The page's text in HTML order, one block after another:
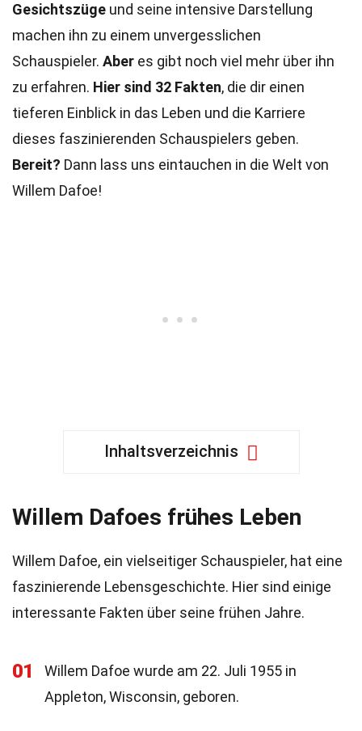
Gesichtszüge und seine intensive Darstellung
machen ihn zu einem unvergesslichen
Schauspieler. Aber es gibt noch viel mehr über ihn
zu erfahren. Hier sind 32 Fakten, die dir einen
tieferen Einblick in das Leben und die Karriere
dieses faszinierenden Schauspielers geben.
Bereit? Dann lass uns eintauchen in die Welt von
Willem Dafoe!
Inhaltsverzeichnis
Willem Dafoes frühes Leben
Willem Dafoe, ein vielseitiger Schauspieler, hat eine
faszinierende Lebensgeschichte. Hier sind einige
interessante Fakten über seine frühen Jahre.
01
Willem Dafoe wurde am 22. Juli 1955 in
Appleton, Wisconsin, geboren.